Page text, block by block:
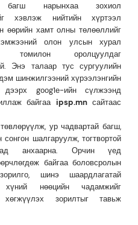
багш нарынхаа зохиол
хэвлэж нийтийн хүртээл
өөрийн хамт олны төлөөллийг
олон улсын хурал
томилон оролцуулдаг
Энэ талаар тус сургуулийн
шинжилгээний хүрээлэнгийн
gооg1е-ийн сүлжээнд
байгаа ipsp.mnсайтаас
ур чадвартай багш,
сонгон шалгаруулж, тогтвортой
анхаарна. Орчин үед
байгаа боловсролын
шинэ шаардлагатай
хүний нөөцийн чадамжийг
хөгжүүлэх зорилтыг тавьж